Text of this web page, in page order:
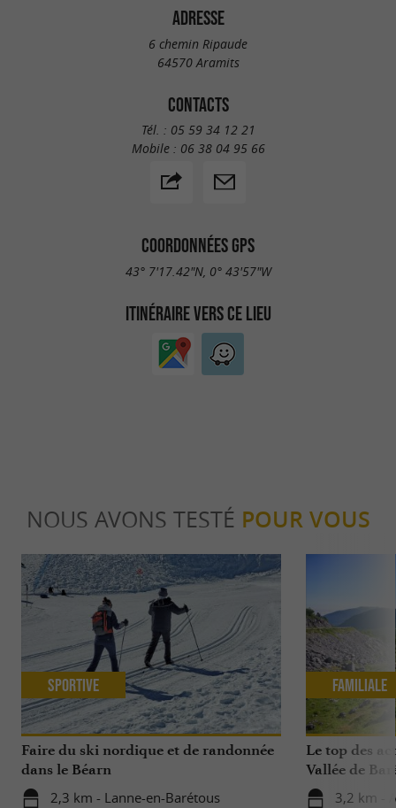
ADRESSE
6 chemin Ripaude
64570 Aramits
CONTACTS
Tél. : 05 59 34 12 21
Mobile : 06 38 04 95 66
COORDONNÉES GPS
43° 7'17.42"N, 0° 43'57"W
ITINÉRAIRE VERS CE LIEU
NOUS AVONS TESTÉ POUR VOUS
Faire du ski nordique et de randonnée
dans le Béarn
2,3 km - Lanne-en-Barétous
Sportive
Le top des
Vallée de
3,2 km -
Familiale